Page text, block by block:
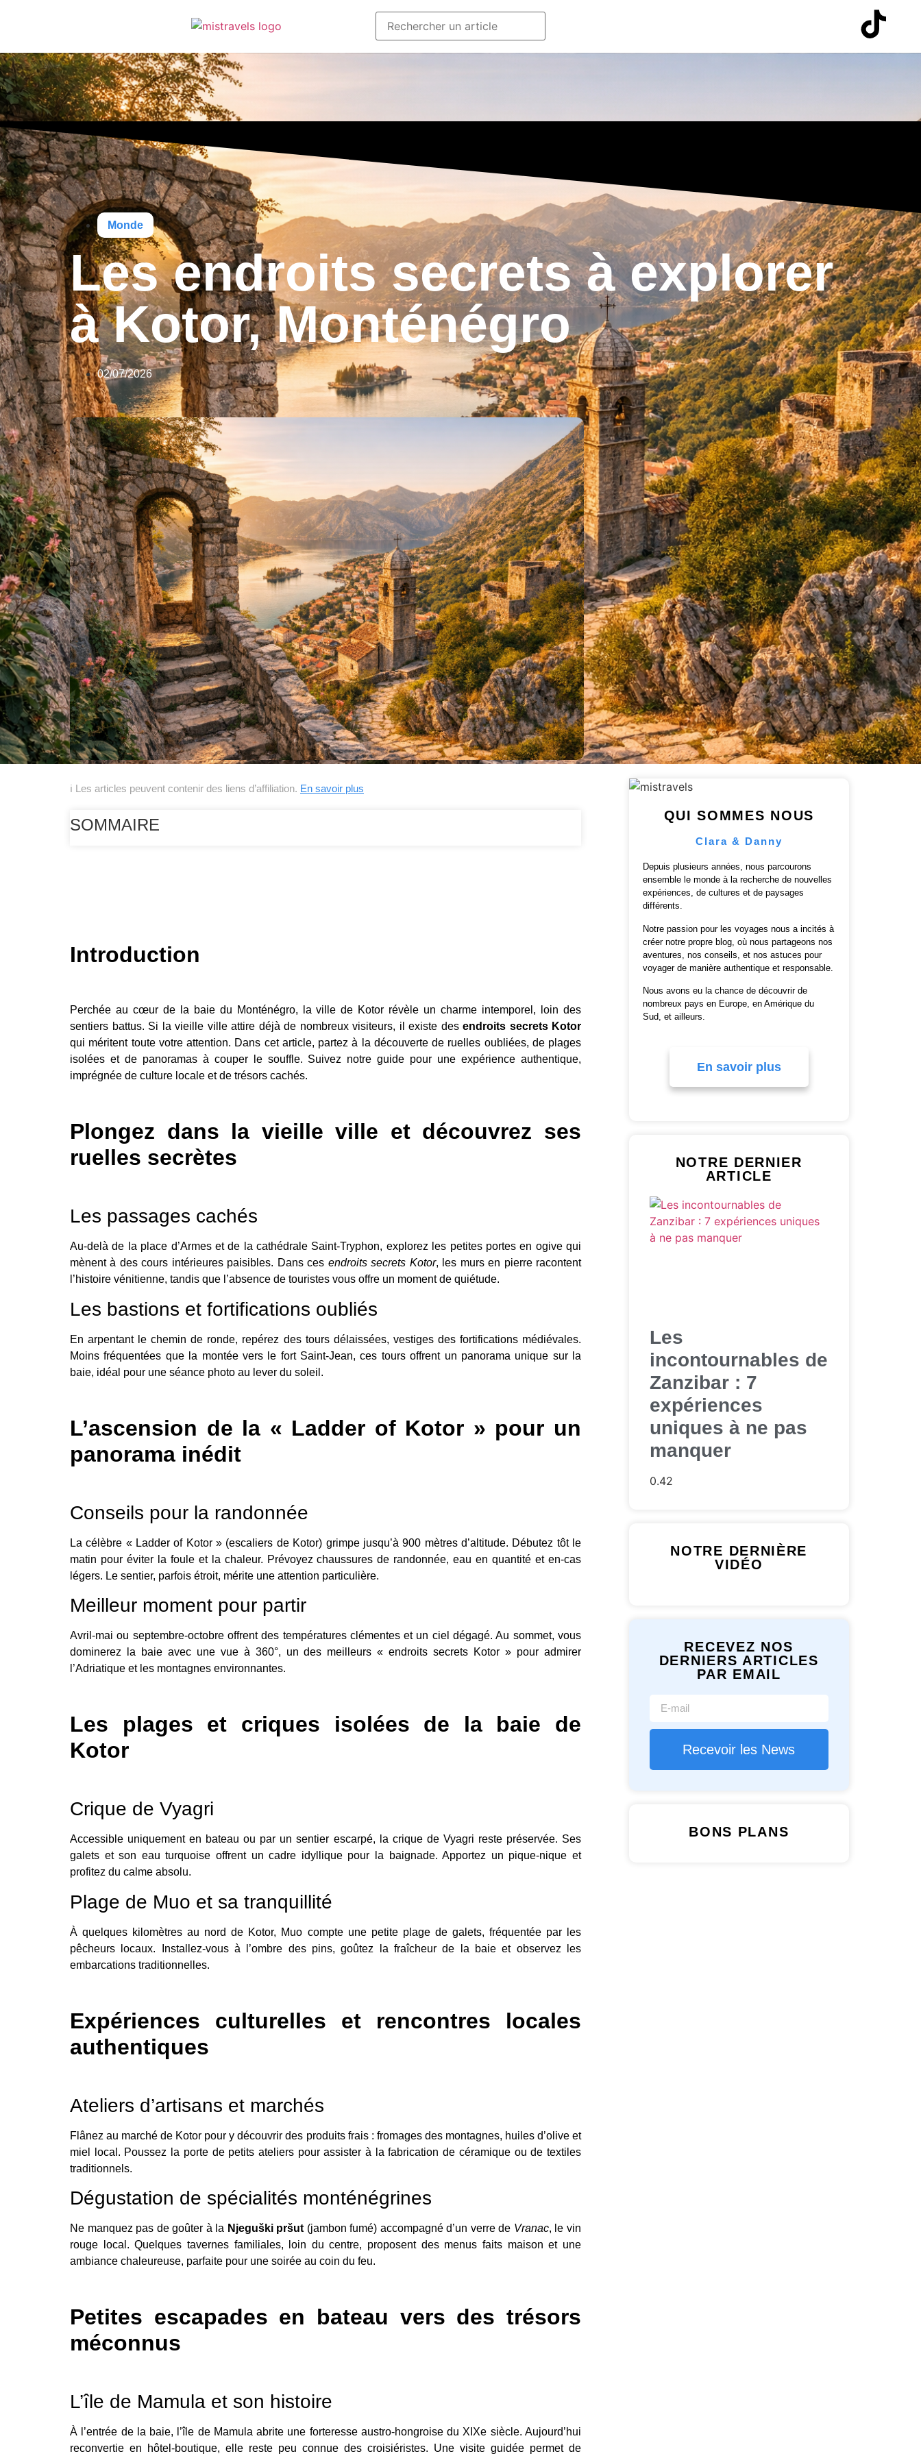
Monde
Les endroits secrets à explorer
à Kotor, Monténégro
02/07/2026
ℹ Les articles peuvent contenir des liens d’affiliation. En savoir plus
SOMMAIRE
Introduction
Perchée au cœur de la baie du Monténégro, la ville de Kotor révèle un charme intemporel, loin des
sentiers battus. Si la vieille ville attire déjà de nombreux visiteurs, il existe des endroits secrets Kotor
qui méritent toute votre attention. Dans cet article, partez à la découverte de ruelles oubliées, de plages
isolées et de panoramas à couper le souffle. Suivez notre guide pour une expérience authentique,
imprégnée de culture locale et de trésors cachés.
Plongez dans la vieille ville et découvrez ses
ruelles secrètes
Les passages cachés
Au-delà de la place d’Armes et de la cathédrale Saint-Tryphon, explorez les petites portes en ogive qui
mènent à des cours intérieures paisibles. Dans ces endroits secrets Kotor, les murs en pierre racontent
l’histoire vénitienne, tandis que l’absence de touristes vous offre un moment de quiétude.
Les bastions et fortifications oubliés
En arpentant le chemin de ronde, repérez des tours délaissées, vestiges des fortifications médiévales.
Moins fréquentées que la montée vers le fort Saint-Jean, ces tours offrent un panorama unique sur la
baie, idéal pour une séance photo au lever du soleil.
L’ascension de la « Ladder of Kotor » pour un
panorama inédit
Conseils pour la randonnée
La célèbre « Ladder of Kotor » (escaliers de Kotor) grimpe jusqu’à 900 mètres d’altitude. Débutez tôt le
matin pour éviter la foule et la chaleur. Prévoyez chaussures de randonnée, eau en quantité et en-cas
légers. Le sentier, parfois étroit, mérite une attention particulière.
Meilleur moment pour partir
Avril-mai ou septembre-octobre offrent des températures clémentes et un ciel dégagé. Au sommet, vous
dominerez la baie avec une vue à 360°, un des meilleurs « endroits secrets Kotor » pour admirer
l’Adriatique et les montagnes environnantes.
Les plages et criques isolées de la baie de
Kotor
Crique de Vyagri
Accessible uniquement en bateau ou par un sentier escarpé, la crique de Vyagri reste préservée. Ses
galets et son eau turquoise offrent un cadre idyllique pour la baignade. Apportez un pique-nique et
profitez du calme absolu.
Plage de Muo et sa tranquillité
À quelques kilomètres au nord de Kotor, Muo compte une petite plage de galets, fréquentée par les
pêcheurs locaux. Installez-vous à l’ombre des pins, goûtez la fraîcheur de la baie et observez les
embarcations traditionnelles.
Expériences culturelles et rencontres locales
authentiques
Ateliers d’artisans et marchés
Flânez au marché de Kotor pour y découvrir des produits frais : fromages des montagnes, huiles d’olive et
miel local. Poussez la porte de petits ateliers pour assister à la fabrication de céramique ou de textiles
traditionnels.
Dégustation de spécialités monténégrines
Ne manquez pas de goûter à la Njeguški pršut (jambon fumé) accompagné d’un verre de Vranac, le vin
rouge local. Quelques tavernes familiales, loin du centre, proposent des menus faits maison et une
ambiance chaleureuse, parfaite pour une soirée au coin du feu.
Petites escapades en bateau vers des trésors
méconnus
L’île de Mamula et son histoire
À l’entrée de la baie, l’île de Mamula abrite une forteresse austro-hongroise du XIXe siècle. Aujourd’hui
reconvertie en hôtel-boutique, elle reste peu connue des croisiéristes. Une visite guidée permet de
QUI SOMMES NOUS
Clara & Danny
Depuis plusieurs années, nous parcourons
ensemble le monde à la recherche de nouvelles
expériences, de cultures et de paysages
différents.
Notre passion pour les voyages nous a incités à
créer notre propre blog, où nous partageons nos
aventures, nos conseils, et nos astuces pour
voyager de manière authentique et responsable.
Nous avons eu la chance de découvrir de
nombreux pays en Europe, en Amérique du
Sud, et ailleurs.
En savoir plus
NOTRE DERNIER
ARTICLE
Les
incontournables de
Zanzibar : 7
expériences
uniques à ne pas
manquer
NOTRE DERNIÈRE
VIDÉO
RECEVEZ NOS
DERNIERS ARTICLES
PAR EMAIL
Recevoir les News
BONS PLANS